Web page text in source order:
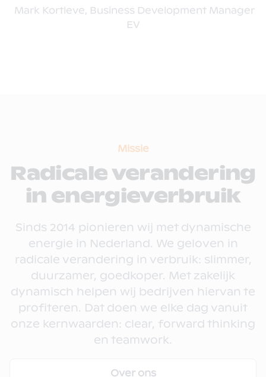
Mark Kortleve, Business Development Manager
EV
Missie
Radicale verandering
in energieverbruik
Sinds 2014 pionieren wij met dynamische
energie in Nederland. We geloven in
radicale verandering in verbruik: slimmer,
duurzamer, goedkoper. Met zakelijk
dynamisch helpen wij bedrijven hiervan te
profiteren. Dat doen we elke dag vanuit
onze kernwaarden: clear, forward thinking
en teamwork.
Over ons